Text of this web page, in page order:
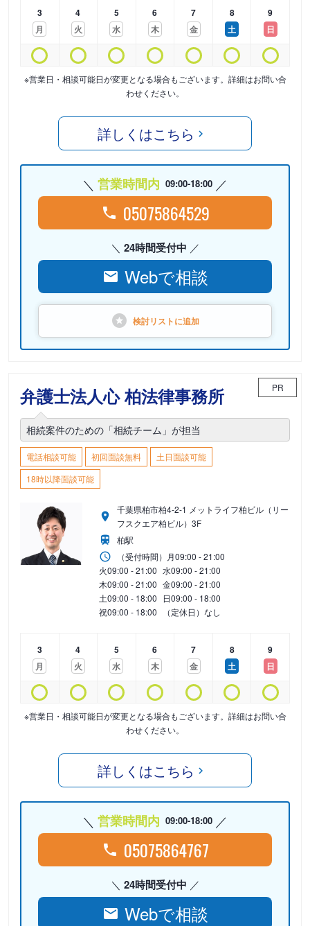
3
月
4
火
5
水
6
木
7
金
8
土
9
日
※営業日・相談可能日が変更となる場合もございます。詳細はお問い合
わせください。
詳しくはこちら
営業時間内 09:00-18:00
05075864529
24時間受付中
Webで相談
検討リストに追加
弁護士法人心 柏法律事務所 PR
相続案件のための「相続チーム」が担当
電話相談可能 初回面談無料
土日面談可能
18時以降面談可能
千葉県柏市柏4-2-1 メットライフ柏ビル（リー
フスクエア柏ビル）3F
柏駅
（受付時間） 月09:00 - 21:00
火09:00 - 21:00 水09:00 - 21:00
木09:00 - 21:00 金09:00 - 21:00
土09:00 - 18:00 日09:00 - 18:00
祝09:00 - 18:00 （定休日）なし
3
月
4
火
5
水
6
木
7
金
8
土
9
日
※営業日・相談可能日が変更となる場合もございます。詳細はお問い合
わせください。
詳しくはこちら
営業時間内 09:00-18:00
05075864767
24時間受付中
Webで相談